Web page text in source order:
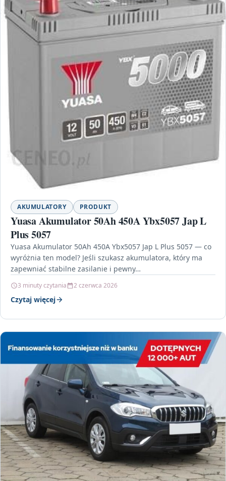
AKUMULATORY PRODUKT
Yuasa Akumulator 50Ah 450A Ybx5057 Jap L
Plus 5057
Yuasa Akumulator 50Ah 450A Ybx5057 Jap L Plus 5057 — co
wyróżnia ten model? Jeśli szukasz akumulatora, który ma
zapewniać stabilne zasilanie i pewny…
3 minuty czytania 2 czerwca 2026
Czytaj więcej